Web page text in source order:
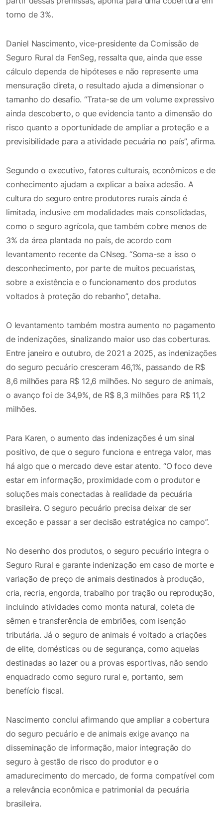
torno de 3%.
Daniel Nascimento, vice-presidente da Comissão de
Seguro Rural da FenSeg, ressalta que, ainda que esse
cálculo dependa de hipóteses e não represente uma
mensuração direta, o resultado ajuda a dimensionar o
tamanho do desafio. “Trata-se de um volume expressivo
ainda descoberto, o que evidencia tanto a dimensão do
risco quanto a oportunidade de ampliar a proteção e a
previsibilidade para a atividade pecuária no país”, afirma.
Segundo o executivo, fatores culturais, econômicos e de
conhecimento ajudam a explicar a baixa adesão. A
cultura do seguro entre produtores rurais ainda é
limitada, inclusive em modalidades mais consolidadas,
como o seguro agrícola, que também cobre menos de
3% da área plantada no país, de acordo com
levantamento recente da CNseg. “Soma-se a isso o
desconhecimento, por parte de muitos pecuaristas,
sobre a existência e o funcionamento dos produtos
voltados à proteção do rebanho”, detalha.
O levantamento também mostra aumento no pagamento
de indenizações, sinalizando maior uso das coberturas.
Entre janeiro e outubro, de 2021 a 2025, as indenizações
do seguro pecuário cresceram 46,1%, passando de R$
8,6 milhões para R$ 12,6 milhões. No seguro de animais,
o avanço foi de 34,9%, de R$ 8,3 milhões para R$ 11,2
milhões.
Para Karen, o aumento das indenizações é um sinal
positivo, de que o seguro funciona e entrega valor, mas
há algo que o mercado deve estar atento. “O foco deve
estar em informação, proximidade com o produtor e
soluções mais conectadas à realidade da pecuária
brasileira. O seguro pecuário precisa deixar de ser
exceção e passar a ser decisão estratégica no campo”.
No desenho dos produtos, o seguro pecuário integra o
Seguro Rural e garante indenização em caso de morte e
variação de preço de animais destinados à produção,
cria, recria, engorda, trabalho por tração ou reprodução,
incluindo atividades como monta natural, coleta de
sêmen e transferência de embriões, com isenção
tributária. Já o seguro de animais é voltado a criações
de elite, domésticas ou de segurança, como aquelas
destinadas ao lazer ou a provas esportivas, não sendo
enquadrado como seguro rural e, portanto, sem
benefício fiscal.
Nascimento conclui afirmando que ampliar a cobertura
do seguro pecuário e de animais exige avanço na
disseminação de informação, maior integração do
seguro à gestão de risco do produtor e o
amadurecimento do mercado, de forma compatível com
a relevância econômica e patrimonial da pecuária
brasileira.